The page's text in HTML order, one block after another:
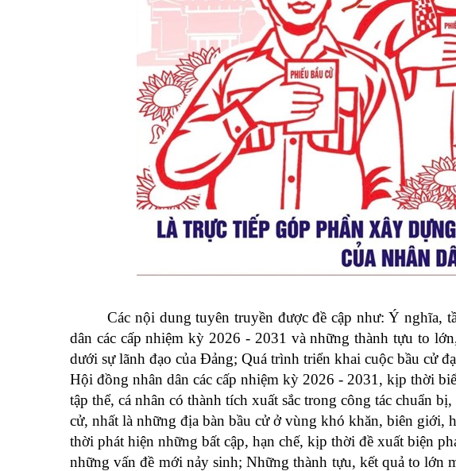
Các nội dung tuyên truyền được đề cập như: Ý nghĩa,
dân các cấp nhiệm kỳ 2026 - 2031 và những thành tựu to
dưới sự lãnh đạo của Đảng; Quá trình triển khai cuộc bầu cử
Hội đồng nhân dân các cấp nhiệm kỳ 2026 - 2031, kịp thời
tập thể, cá nhân có thành tích xuất sắc trong công tác chuẩn
cử, nhất là những địa bàn bầu cử ở vùng khó khăn, biên giới,
thời phát hiện những bất cập, hạn chế, kịp thời đề xuất biện
những vấn đề mới nảy sinh; Những thành tựu, kết quả to lớn